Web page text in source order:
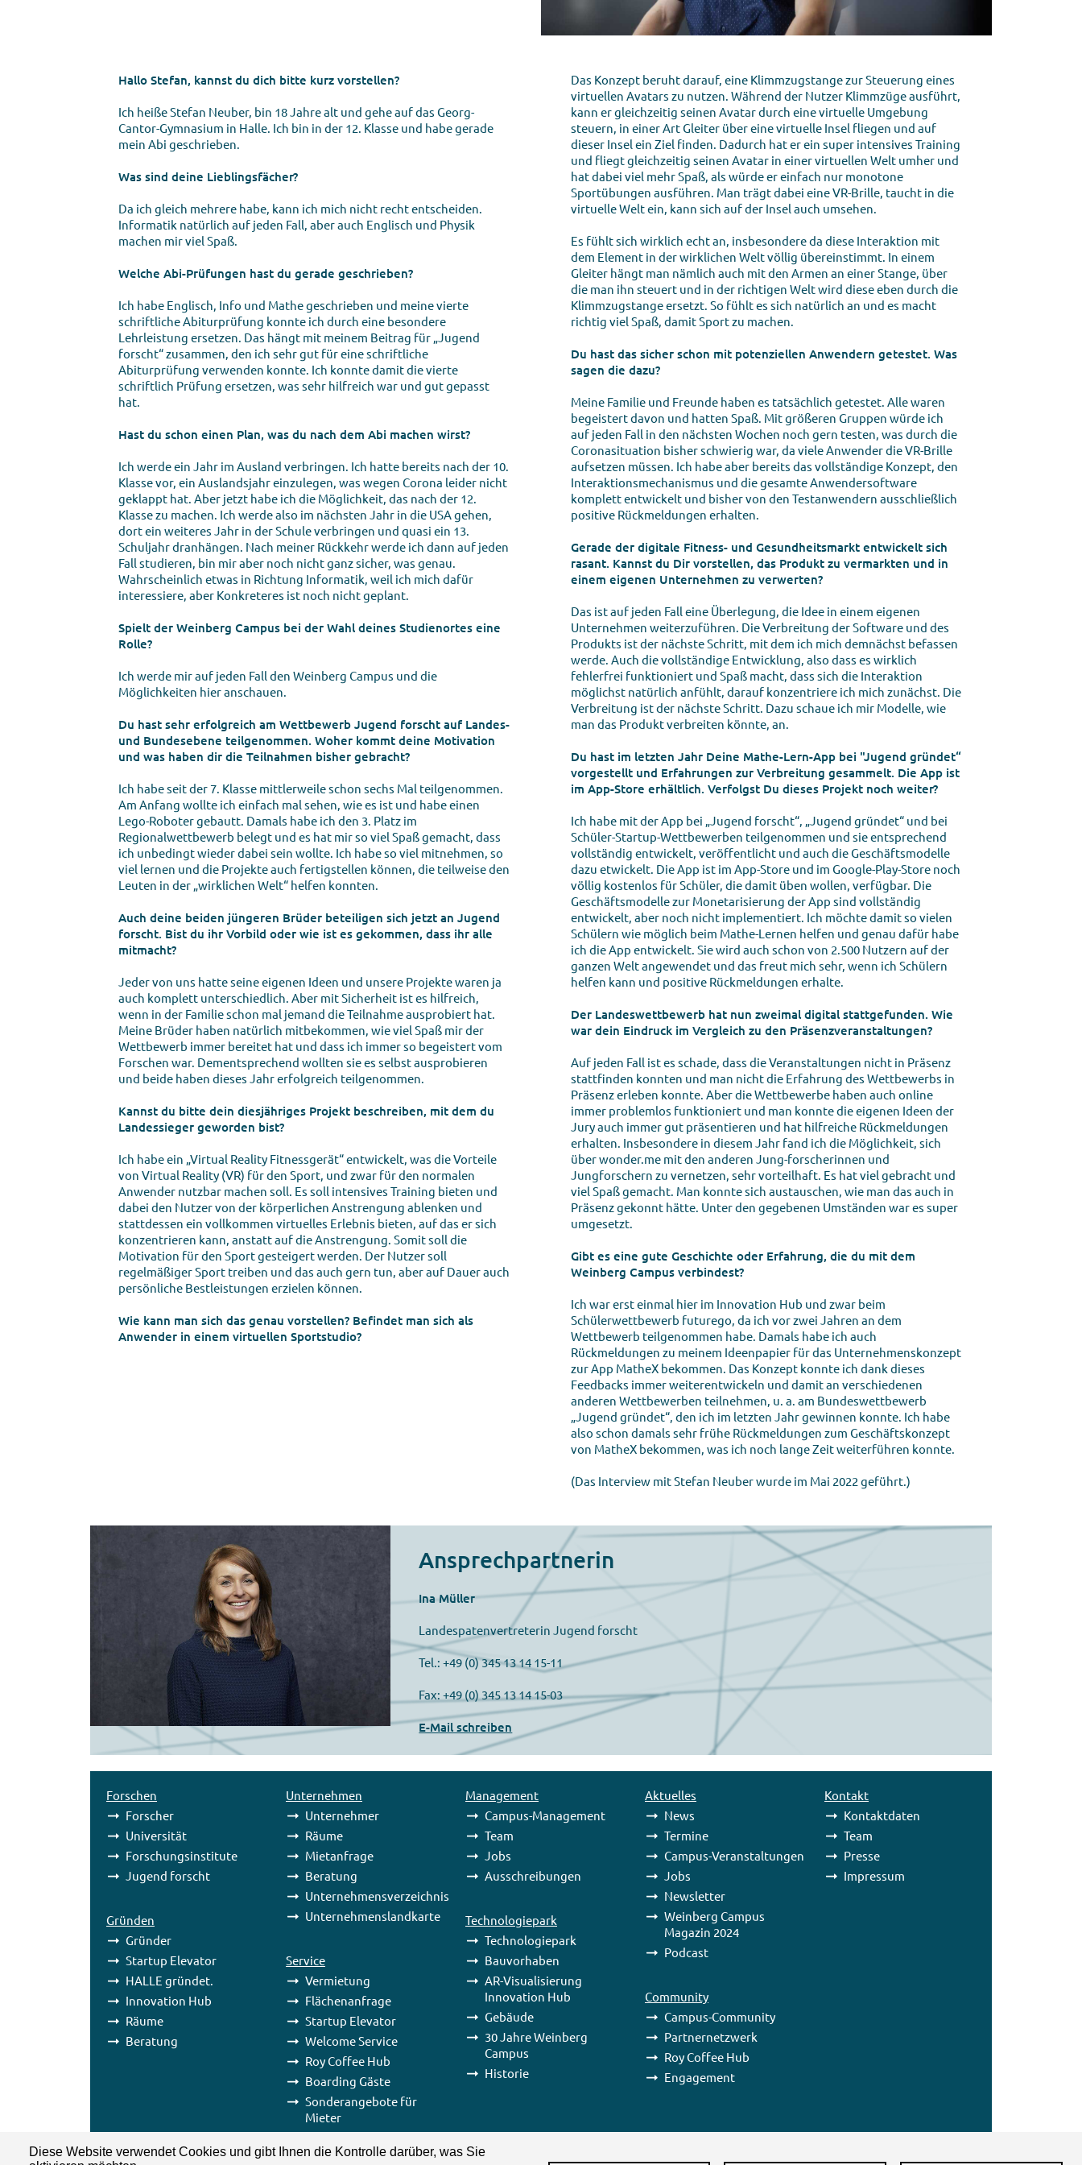
Diese Website verwendet Cookies und gibt Ihnen die Kontrolle darüber, was Sie
Hallo Stefan, kannst du dich bitte kurz vorstellen?
Ich heiße Stefan Neuber, bin 18 Jahre alt und gehe auf das Georg-
Cantor-Gymnasium in Halle. Ich bin in der 12. Klasse und habe gerade
mein Abi geschrieben.
Was sind deine Lieblingsfächer?
Da ich gleich mehrere habe, kann ich mich nicht recht entscheiden.
Informatik natürlich auf jeden Fall, aber auch Englisch und Physik
machen mir viel Spaß.
Welche Abi-Prüfungen hast du gerade geschrieben?
Ich habe Englisch, Info und Mathe geschrieben und meine vierte
schriftliche Abiturprüfung konnte ich durch eine besondere
Lehrleistung ersetzen. Das hängt mit meinem Beitrag für „Jugend
forscht“ zusammen, den ich sehr gut für eine schriftliche
Abiturprüfung verwenden konnte. Ich konnte damit die vierte
schriftlich Prüfung ersetzen, was sehr hilfreich war und gut gepasst
hat.
Hast du schon einen Plan, was du nach dem Abi machen wirst?
Ich werde ein Jahr im Ausland verbringen. Ich hatte bereits nach der 10.
Klasse vor, ein Auslandsjahr einzulegen, was wegen Corona leider nicht
geklappt hat. Aber jetzt habe ich die Möglichkeit, das nach der 12.
Klasse zu machen. Ich werde also im nächsten Jahr in die USA gehen,
dort ein weiteres Jahr in der Schule verbringen und quasi ein 13.
Schuljahr dranhängen. Nach meiner Rückkehr werde ich dann auf jeden
Fall studieren, bin mir aber noch nicht ganz sicher, was genau.
Wahrscheinlich etwas in Richtung Informatik, weil ich mich dafür
interessiere, aber Konkreteres ist noch nicht geplant.
Spielt der Weinberg Campus bei der Wahl deines Studienortes eine
Rolle?
Ich werde mir auf jeden Fall den Weinberg Campus und die
Möglichkeiten hier anschauen.
Du hast sehr erfolgreich am Wettbewerb Jugend forscht auf Landes-
und Bundesebene teilgenommen. Woher kommt deine Motivation
und was haben dir die Teilnahmen bisher gebracht?
Ich habe seit der 7. Klasse mittlerweile schon sechs Mal teilgenommen.
Am Anfang wollte ich einfach mal sehen, wie es ist und habe einen
Lego-Roboter gebautt. Damals habe ich den 3. Platz im
Regionalwettbewerb belegt und es hat mir so viel Spaß gemacht, dass
ich unbedingt wieder dabei sein wollte. Ich habe so viel mitnehmen, so
viel lernen und die Projekte auch fertigstellen können, die teilweise den
Leuten in der „wirklichen Welt“ helfen konnten.
Auch deine beiden jüngeren Brüder beteiligen sich jetzt an Jugend
forscht. Bist du ihr Vorbild oder wie ist es gekommen, dass ihr alle
mitmacht?
Jeder von uns hatte seine eigenen Ideen und unsere Projekte waren ja
auch komplett unterschiedlich. Aber mit Sicherheit ist es hilfreich,
wenn in der Familie schon mal jemand die Teilnahme ausprobiert hat.
Meine Brüder haben natürlich mitbekommen, wie viel Spaß mir der
Wettbewerb immer bereitet hat und dass ich immer so begeistert vom
Forschen war. Dementsprechend wollten sie es selbst ausprobieren
und beide haben dieses Jahr erfolgreich teilgenommen.
Kannst du bitte dein diesjähriges Projekt beschreiben, mit dem du
Landessieger geworden bist?
Ich habe ein „Virtual Reality Fitnessgerät“ entwickelt, was die Vorteile
von Virtual Reality (VR) für den Sport, und zwar für den normalen
Anwender nutzbar machen soll. Es soll intensives Training bieten und
dabei den Nutzer von der körperlichen Anstrengung ablenken und
stattdessen ein vollkommen virtuelles Erlebnis bieten, auf das er sich
konzentrieren kann, anstatt auf die Anstrengung. Somit soll die
Motivation für den Sport gesteigert werden. Der Nutzer soll
regelmäßiger Sport treiben und das auch gern tun, aber auf Dauer auch
persönliche Bestleistungen erzielen können.
Wie kann man sich das genau vorstellen? Befindet man sich als
Anwender in einem virtuellen Sportstudio?
Das Konzept beruht darauf, eine Klimmzugstange zur Steuerung eines
virtuellen Avatars zu nutzen. Während der Nutzer Klimmzüge ausführt,
kann er gleichzeitig seinen Avatar durch eine virtuelle Umgebung
steuern, in einer Art Gleiter über eine virtuelle Insel fliegen und auf
dieser Insel ein Ziel finden. Dadurch hat er ein super intensives Training
und fliegt gleichzeitig seinen Avatar in einer virtuellen Welt umher und
hat dabei viel mehr Spaß, als würde er einfach nur monotone
Sportübungen ausführen. Man trägt dabei eine VR-Brille, taucht in die
virtuelle Welt ein, kann sich auf der Insel auch umsehen.
Es fühlt sich wirklich echt an, insbesondere da diese Interaktion mit
dem Element in der wirklichen Welt völlig übereinstimmt. In einem
Gleiter hängt man nämlich auch mit den Armen an einer Stange, über
die man ihn steuert und in der richtigen Welt wird diese eben durch die
Klimmzugstange ersetzt. So fühlt es sich natürlich an und es macht
richtig viel Spaß, damit Sport zu machen.
Du hast das sicher schon mit potenziellen Anwendern getestet. Was
sagen die dazu?
Meine Familie und Freunde haben es tatsächlich getestet. Alle waren
begeistert davon und hatten Spaß. Mit größeren Gruppen würde ich
auf jeden Fall in den nächsten Wochen noch gern testen, was durch die
Coronasituation bisher schwierig war, da viele Anwender die VR-Brille
aufsetzen müssen. Ich habe aber bereits das vollständige Konzept, den
Interaktionsmechanismus und die gesamte Anwendersoftware
komplett entwickelt und bisher von den Testanwendern ausschließlich
positive Rückmeldungen erhalten.
Gerade der digitale Fitness- und Gesundheitsmarkt entwickelt sich
rasant. Kannst du Dir vorstellen, das Produkt zu vermarkten und in
einem eigenen Unternehmen zu verwerten?
Das ist auf jeden Fall eine Überlegung, die Idee in einem eigenen
Unternehmen weiterzuführen. Die Verbreitung der Software und des
Produkts ist der nächste Schritt, mit dem ich mich demnächst befassen
werde. Auch die vollständige Entwicklung, also dass es wirklich
fehlerfrei funktioniert und Spaß macht, dass sich die Interaktion
möglichst natürlich anfühlt, darauf konzentriere ich mich zunächst. Die
Verbreitung ist der nächste Schritt. Dazu schaue ich mir Modelle, wie
man das Produkt verbreiten könnte, an.
Du hast im letzten Jahr Deine Mathe-Lern-App bei "Jugend gründet“
vorgestellt und Erfahrungen zur Verbreitung gesammelt. Die App ist
im App-Store erhältlich. Verfolgst Du dieses Projekt noch weiter?
Ich habe mit der App bei „Jugend forscht“, „Jugend gründet“ und bei
Schüler-Startup-Wettbewerben teilgenommen und sie entsprechend
vollständig entwickelt, veröffentlicht und auch die Geschäftsmodelle
dazu etwickelt. Die App ist im App-Store und im Google-Play-Store noch
völlig kostenlos für Schüler, die damit üben wollen, verfügbar. Die
Geschäftsmodelle zur Monetarisierung der App sind vollständig
entwickelt, aber noch nicht implementiert. Ich möchte damit so vielen
Schülern wie möglich beim Mathe-Lernen helfen und genau dafür habe
ich die App entwickelt. Sie wird auch schon von 2.500 Nutzern auf der
ganzen Welt angewendet und das freut mich sehr, wenn ich Schülern
helfen kann und positive Rückmeldungen erhalte.
Der Landeswettbewerb hat nun zweimal digital stattgefunden. Wie
war dein Eindruck im Vergleich zu den Präsenzveranstaltungen?
Auf jeden Fall ist es schade, dass die Veranstaltungen nicht in Präsenz
stattfinden konnten und man nicht die Erfahrung des Wettbewerbs in
Präsenz erleben konnte. Aber die Wettbewerbe haben auch online
immer problemlos funktioniert und man konnte die eigenen Ideen der
Jury auch immer gut präsentieren und hat hilfreiche Rückmeldungen
erhalten. Insbesondere in diesem Jahr fand ich die Möglichkeit, sich
über wonder.me mit den anderen Jung-forscherinnen und
Jungforschern zu vernetzen, sehr vorteilhaft. Es hat viel gebracht und
viel Spaß gemacht. Man konnte sich austauschen, wie man das auch in
Präsenz gekonnt hätte. Unter den gegebenen Umständen war es super
umgesetzt.
Gibt es eine gute Geschichte oder Erfahrung, die du mit dem
Weinberg Campus verbindest?
Ich war erst einmal hier im Innovation Hub und zwar beim
Schülerwettbewerb futurego, da ich vor zwei Jahren an dem
Wettbewerb teilgenommen habe. Damals habe ich auch
Rückmeldungen zu meinem Ideenpapier für das Unternehmenskonzept
zur App MatheX bekommen. Das Konzept konnte ich dank dieses
Feedbacks immer weiterentwickeln und damit an verschiedenen
anderen Wettbewerben teilnehmen, u. a. am Bundeswettbewerb
„Jugend gründet“, den ich im letzten Jahr gewinnen konnte. Ich habe
also schon damals sehr frühe Rückmeldungen zum Geschäftskonzept
von MatheX bekommen, was ich noch lange Zeit weiterführen konnte.
(Das Interview mit Stefan Neuber wurde im Mai 2022 geführt.)
Ansprechpartnerin
Ina Müller
Landespatenvertreterin Jugend forscht
Tel.: +49 (0) 345 13 14 15-11
Fax: +49 (0) 345 13 14 15-03
E-Mail schreiben
Forschen
Forscher
Universität
Forschungsinstitute
Jugend forscht
Gründen
Gründer
Startup Elevator
HALLE gründet.
Innovation Hub
Räume
Beratung
Unternehmen
Unternehmer
Räume
Mietanfrage
Beratung
Unternehmensverzeichnis
Unternehmenslandkarte
Service
Vermietung
Flächenanfrage
Startup Elevator
Welcome Service
Roy Coffee Hub
Boarding Gäste
Sonderangebote für
Mieter
Management
Campus-Management
Team
Jobs
Ausschreibungen
Technologiepark
Technologiepark
Bauvorhaben
AR-Visualisierung
Innovation Hub
Gebäude
30 Jahre Weinberg
Campus
Historie
Aktuelles
News
Termine
Campus-Veranstaltungen
Jobs
Newsletter
Weinberg Campus
Magazin 2024
Podcast
Community
Campus-Community
Partnernetzwerk
Roy Coffee Hub
Engagement
Kontakt
Kontaktdaten
Team
Presse
Impressum